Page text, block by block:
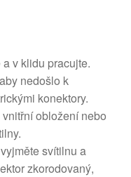
v klidu pracujte.
nedošlo k
konektory.
obložení nebo
svítilnu a
zkorodovaný,